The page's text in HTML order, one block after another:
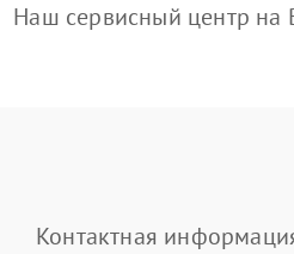
Наш сервисный центр на
Контактная